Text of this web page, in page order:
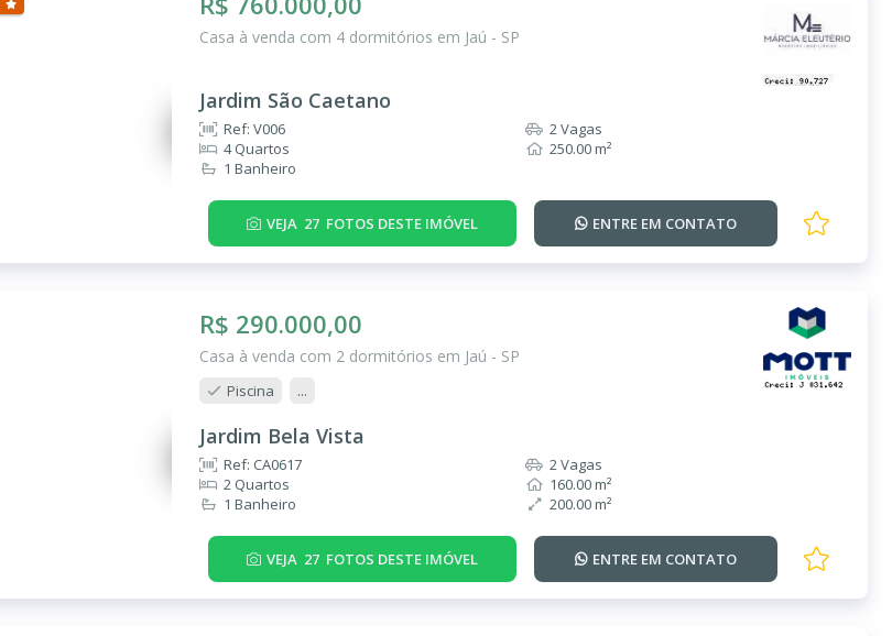
Casa à venda com 4 dormitórios em Jaú - SP
Jardim São Caetano
Ref: V006
4 Quartos
1 Banheiro
2 Vagas
250.00 m²
VEJA 27 FOTOS DESTE IMÓVEL ENTRE EM CONTATO
R$ 290.000,00
Casa à venda com 2 dormitórios em Jaú - SP
Piscina ...
Jardim Bela Vista
Ref: CA0617
2 Quartos
1 Banheiro
2 Vagas
160.00 m²
200.00 m²
VEJA 27 FOTOS DESTE IMÓVEL ENTRE EM CONTATO